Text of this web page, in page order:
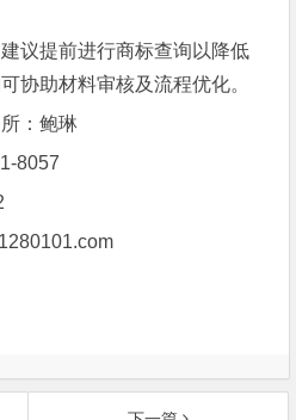
议提前进行商标查询以降低
协助材料审核及流程优化。
：鲍琳
8057